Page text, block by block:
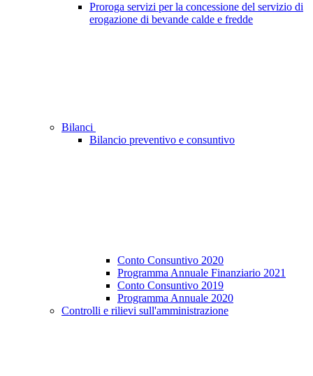
Proroga servizi per la concessione del servizio di
erogazione di bevande calde e fredde
Bilanci
Bilancio preventivo e consuntivo
Conto Consuntivo 2020
Programma Annuale Finanziario 2021
Conto Consuntivo 2019
Programma Annuale 2020
Controlli e rilievi sull'amministrazione